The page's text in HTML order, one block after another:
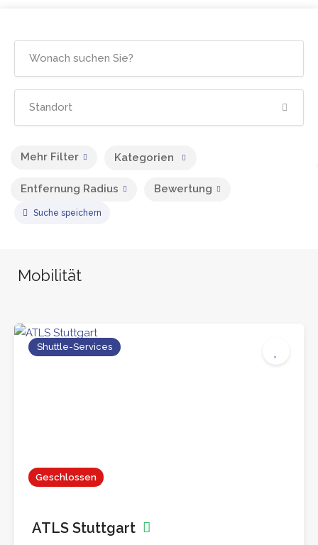
Kategorien
Mehr Filter
Entfernung Radius Bewertung
Suche speichern
Mobilität
Geschlossen
Shuttle-Services
ATLS Stuttgart